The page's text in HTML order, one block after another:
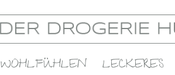
WOHLFÜHLEN LECKERES